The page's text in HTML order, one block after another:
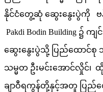
နိုင်ငံတွေ့ဆုံ ဆွေးနွေးပွဲကို
Pakdi Bodin Building
ဆွေးနွေးပွဲသို့ ပြည်ထောင်စု
သမ္မတ ဦးမင်းအောင်လှိုင်၊
ချာဝီရကွန်တို့နှင့်အတူ ပြည်ထ